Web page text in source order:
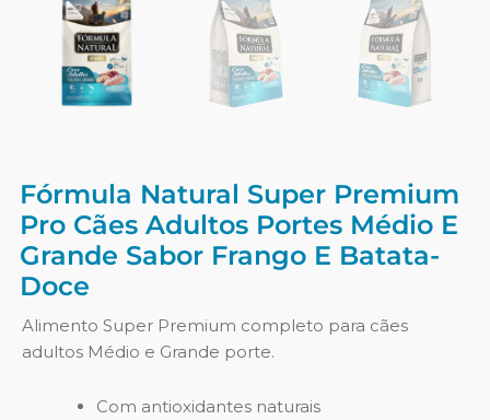
Fórmula Natural Super Premium
Pro Cães Adultos Portes Médio E
Grande Sabor Frango E Batata-
Doce
Alimento Super Premium completo para cães
adultos Médio e Grande porte.
Com antioxidantes naturais